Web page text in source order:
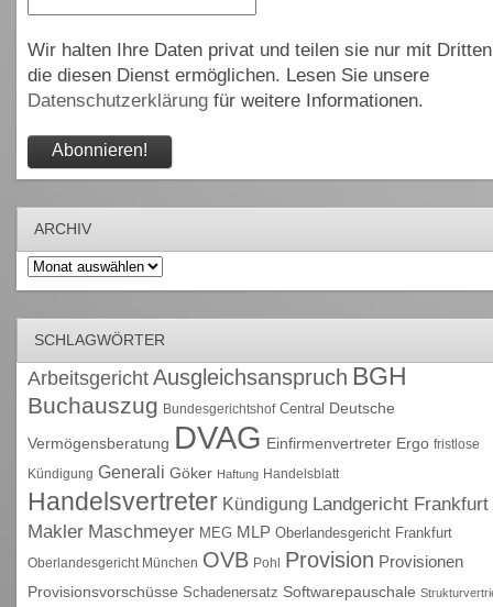
Wir halten Ihre Daten privat und teilen sie nur mit
die diesen Dienst ermöglichen. Lesen Sie unsere
Datenschutzerklärungfür weitere Informationen.
ARCHIV
Archiv
SCHLAGWÖRTER
Arbeitsgericht Ausgleichsanspruch BGH
Buchauszug Bundesgerichtshof Central Deutsche
Vermögensberatung DVAG Einfirmenvertreter Ergo fristlose
Kündigung Generali Göker Haftung Handelsblatt
Handelsvertreter Kündigung Landgericht Frankfurt
Makler Maschmeyer MEG MLP Oberlandesgericht Frankfurt
Oberlandesgericht München OVB Pohl Provision Provisionen
Provisionsvorschüsse Schadenersatz Softwarepauschale